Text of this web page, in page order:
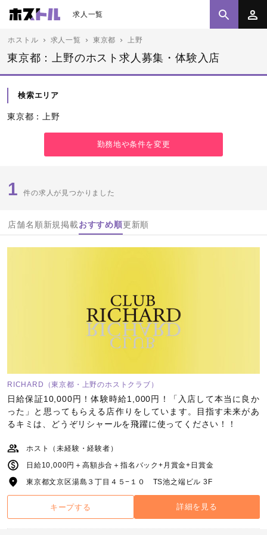
求人一覧
ホストル 求人一覧 東京都 上野
東京都：上野のホスト求人募集・体験入店
検索エリア
東京都：上野
勤務地や条件を変更
1 件の求人が見つかりました
店舗名順新規掲載おすすめ順更新順
RICHARD（東京都・上野のホストクラブ）
日給保証10,000円！体験時給1,000円！「入店して本当に良か
った」と思ってもらえる店作りをしています。目指す未来があ
るキミは、どうぞリシャールを飛躍に使ってください！！
ホスト（未経験・経験者）
日給10,000円＋高額歩合＋指名バック+月賞金+日賞金
東京都文京区湯島３丁目４５−１０ TS池之端ビル 3F
キープする 詳細を見る